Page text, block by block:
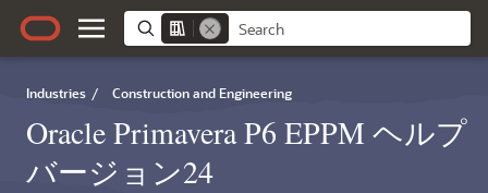
Industries / Construction and Engineering
Oracle Primavera P6 EPPM ヘルプ
バージョン24